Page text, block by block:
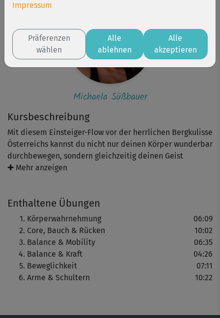
Kursbeschreibung
Mit diesem Einsteiger-Flow vor der herrlichen Bergkulisse
Österreichs kannst du nicht nur deinen Körper wunderbar
durchbewegen, sondern gleichzeitig deinen Geist
entspannen. Das Workout für Einsteiger kombiniert
Einheiten für die Seele. Fitness-Expertin Michaela
Süßbauer führt dich langsam ins - mit der Atmung
begleitete - Training ein und macht dir alle Übungen
genau vor.
Hinweis: Geh bei allen Übungen immer nur so weit, dass
es sich für dich gut anfühlt. Fordere, aber überfordere
✚ Mehr anzeigen
Enthaltene Übungen
Körperwahrnehmung
06:09
Core, Bauch & Rücken
10:02
Balance & Mobility
06:35
Balance & Kraft
04:26
Beweglichkeit
07:11
Arme & Schultern
10:22
Michaela Süßbauer
Impressum
Präferenzen
wählen
Alle
ablehnen
Alle
akzeptieren